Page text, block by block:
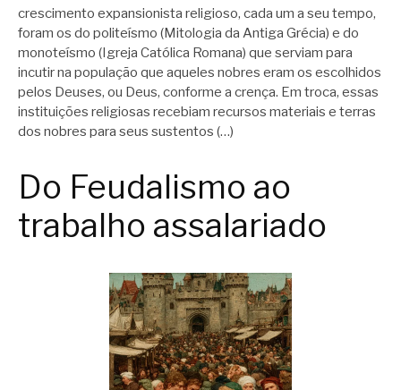
crescimento expansionista religioso, cada um a seu tempo,
foram os do politeísmo (Mitologia da Antiga Grécia) e do
monoteísmo (Igreja Católica Romana) que serviam para
incutir na população que aqueles nobres eram os escolhidos
pelos Deuses, ou Deus, conforme a crença. Em troca, essas
instituições religiosas recebiam recursos materiais e terras
dos nobres para seus sustentos (…)
Do Feudalismo ao
trabalho assalariado